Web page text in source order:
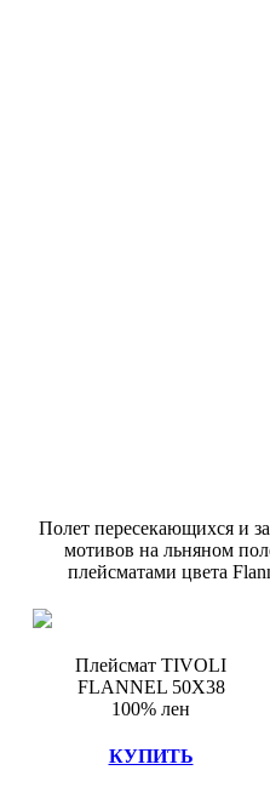
Полет пересекающихся и
мотивов на льняном
плейсматами цвета
Плейсмат TIVOLI
FLANNEL 50X38
100% лен
КУПИТЬ